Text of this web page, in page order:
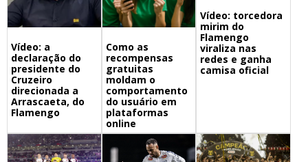
Vídeo: a
declaração do
presidente do
Cruzeiro
direcionada a
Arrascaeta, do
Flamengo
Como as
recompensas
gratuitas
moldam o
comportamento
do usuário em
plataformas
online
Vídeo: torcedora
mirim do
Flamengo
viraliza nas
redes e ganha
camisa oficial